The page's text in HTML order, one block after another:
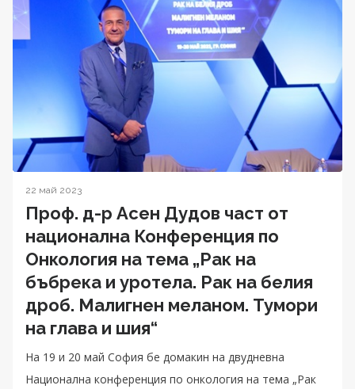
22 май 2023
Проф. д-р Асен Дудов част от
национална Конференция по
Онкология на тема „Рак на
бъбрека и уротела. Рак на белия
дроб. Малигнен меланом. Тумори
на глава и шия“
На 19 и 20 май София бе домакин на двудневна
Национална конференция по онкология на тема „Рак